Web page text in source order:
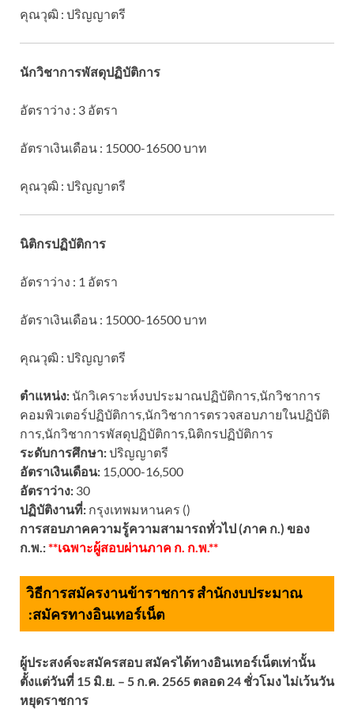
คุณวุฒิ : ปริญญาตรี
นักวิชาการพัสดุปฏิบัติการ
อัตราว่าง : 3 อัตรา
อัตราเงินเดือน : 15000-16500 บาท
คุณวุฒิ : ปริญญาตรี
นิติกรปฏิบัติการ
อัตราว่าง : 1 อัตรา
อัตราเงินเดือน : 15000-16500 บาท
คุณวุฒิ : ปริญญาตรี
ตำแหน่ง: นักวิเคราะห์งบประมาณปฏิบัติการ,นักวิชาการ
คอมพิวเตอร์ปฏิบัติการ,นักวิชาการตรวจสอบภายในปฏิบัติ
การ,นักวิชาการพัสดุปฏิบัติการ,นิติกรปฏิบัติการ
ระดับการศึกษา:ปริญญาตรี
อัตราเงินเดือน: 15,000-16,500
อัตราว่าง: 30
ปฏิบัติงานที่: กรุงเทพมหานคร ()
การสอบภาคความรู้ความสามารถทั่วไป (ภาค ก.) ของ
ก.พ.:**เฉพาะผู้สอบผ่านภาค ก. ก.พ.**
วิธีการสมัครงานข้าราชการ สำนักงบประมาณ
:สมัครทางอินเทอร์เน็ต
ผู้ประสงค์จะสมัครสอบ สมัครได้ทางอินเทอร์เน็ตเท่านั้น
ตั้งแต่วันที่ 15 มิ.ย. – 5 ก.ค. 2565 ตลอด 24 ชั่วโมง ไม่เว้นวัน
หยุดราชการ